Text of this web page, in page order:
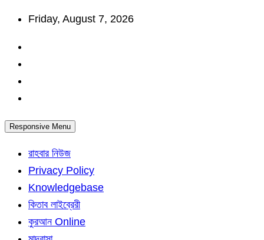
Skip
content
Friday, August 7, 2026
Responsive Menu
রাহবার নিউজ
Privacy Policy
Knowledgebase
কিতাব লাইব্রেরী
কুরআন Online